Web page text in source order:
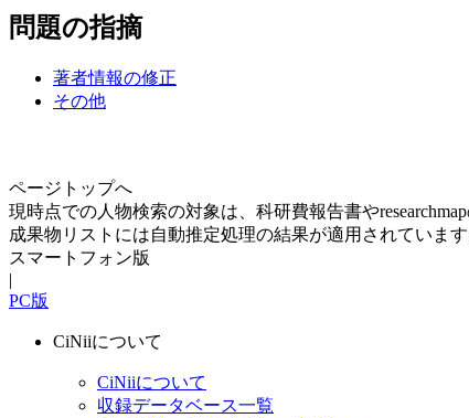
問題の指摘
著者情報の修正
その他
ページトップへ
現時点での人物検索の対象は、科研費報告書や
成果物リストには自動推定処理の結果が適用されていま
スマートフォン版
|
PC版
CiNiiについて
CiNiiについて
収録データベース一覧